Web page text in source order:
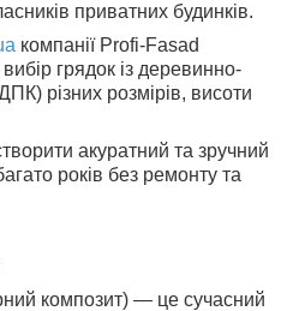
приватних будинків.
компанії Profi-Fasad
грядок із деревинно-
різних розмірів, висоти
акуратний та зручний
років без ремонту та
композит) — це сучасний